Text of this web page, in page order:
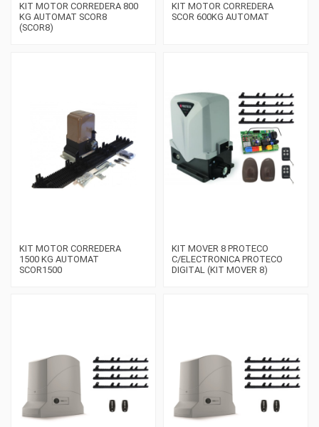
KIT MOTOR CORREDERA 800
KG AUTOMAT SCOR8
(SCOR8)
KIT MOTOR CORREDERA
SCOR 600KG AUTOMAT
KIT MOTOR CORREDERA
1500 KG AUTOMAT
SCOR1500
KIT MOVER 8 PROTECO
C/ELECTRONICA PROTECO
DIGITAL (KIT MOVER 8)